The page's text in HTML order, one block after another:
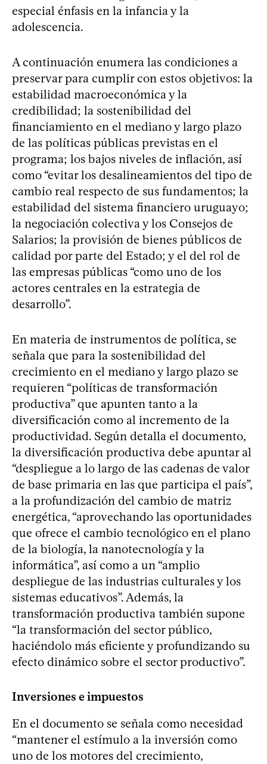
especial énfasis en la infancia y la
adolescencia.
A continuación enumera las condiciones a
preservar para cumplir con estos objetivos: la
estabilidad macroeconómica y la
credibilidad; la sostenibilidad del
financiamiento en el mediano y largo plazo
de las políticas públicas previstas en el
programa; los bajos niveles de inflación, así
como “evitar los desalineamientos del tipo de
cambio real respecto de sus fundamentos; la
estabilidad del sistema financiero uruguayo;
la negociación colectiva y los Consejos de
Salarios; la provisión de bienes públicos de
calidad por parte del Estado; y el del rol de
las empresas públicas “como uno de los
actores centrales en la estrategia de
desarrollo”.
En materia de instrumentos de política, se
señala que para la sostenibilidad del
crecimiento en el mediano y largo plazo se
requieren “políticas de transformación
productiva” que apunten tanto a la
diversificación como al incremento de la
productividad. Según detalla el documento,
la diversificación productiva debe apuntar al
“despliegue a lo largo de las cadenas de valor
de base primaria en las que participa el país”,
a la profundización del cambio de matriz
energética, “aprovechando las oportunidades
que ofrece el cambio tecnológico en el plano
de la biología, la nanotecnología y la
informática”, así como a un “amplio
despliegue de las industrias culturales y los
sistemas educativos”. Además, la
transformación productiva también supone
“la transformación del sector público,
haciéndolo más eficiente y profundizando su
efecto dinámico sobre el sector productivo”.
Inversiones e impuestos
En el documento se señala como necesidad
“mantener el estímulo a la inversión como
uno de los motores del crecimiento,